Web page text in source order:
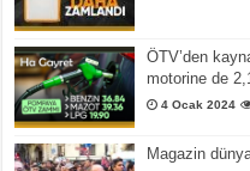
ÖTV’den
motorine de
4 Ocak 2024
Magazin